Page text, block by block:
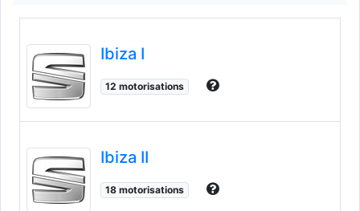
Ibiza I
12 motorisations
Ibiza II
18 motorisations